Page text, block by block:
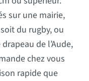
sur une mairie,
du rugby, ou
de l’Aude,
chez vous
rapide que